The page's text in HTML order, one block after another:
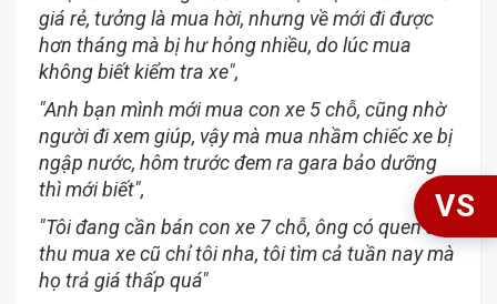
giá rẻ, tưởng là mua hời, nhưng về mới đi được
hơn tháng mà bị hư hỏng nhiều, do lúc mua
không biết kiểm tra xe",
"Anh bạn mình mới mua con xe 5 chỗ, cũng nhờ
người đi xem giúp, vậy mà mua nhầm chiếc xe bị
ngập nước, hôm trước đem ra gara bảo dưỡng
thì mới biết",
"Tôi đang cần bán con xe 7 chỗ, ông có quen ai
thu mua xe cũ chỉ tôi nha, tôi tìm cả tuần nay mà
họ trả giá thấp quá"
VS